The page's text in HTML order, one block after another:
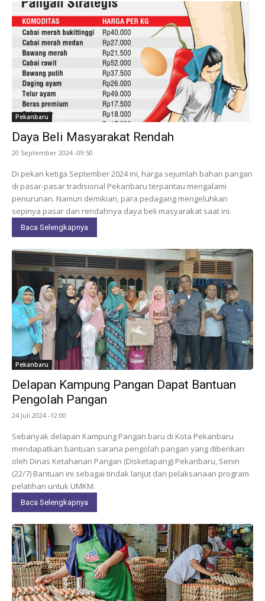
Pekanbaru
Daya Beli Masyarakat Rendah
20 September 2024 -09:50
Di pekan ketiga September 2024 ini, harga sejumlah bahan pangan
di pasar-pasar tradisional Pekanbaru terpantau mengalami
penurunan. Namun demikian, para pedagang mengeluhkan
sepinya pasar dan rendahnya daya beli masyarakat saat ini.
Baca Selengkapnya
Pekanbaru
Delapan Kampung Pangan Dapat Bantuan
Pengolah Pangan
24 Juli 2024 -12:00
Sebanyak delapan Kampung Pangan baru di Kota Pekanbaru
mendapatkan bantuan sarana pengolah pangan yang diberikan
oleh Dinas Ketahanan Pangan (Disketapang) Pekanbaru, Senin
(22/7) Bantuan ini sebagai tindak lanjut dari pelaksanaan program
pelatihan untuk UMKM.
Baca Selengkapnya